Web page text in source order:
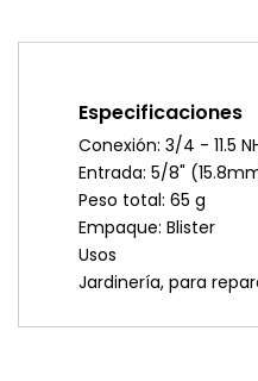
Especificaciones
Conexión: 3/4 - 11.5
Entrada: 5/8"
Peso total: 65 g
Empaque: Blister
Usos
Jardinería, para